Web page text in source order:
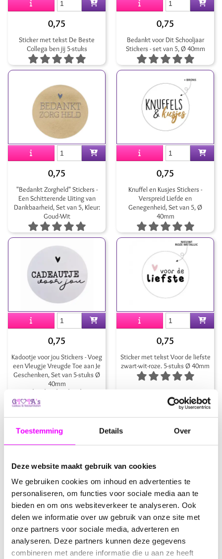
Toestemming Details Over
Deze website maakt gebruik van cookies
We gebruiken cookies om inhoud en advertenties te
personaliseren, om functies voor sociale media aan te
bieden en om ons websiteverkeer te analyseren. Ook
delen we informatie over uw gebruik van onze site met
onze partners voor sociale media, adverteren en
analyseren. Deze partners kunnen deze gegevens
combineren met andere informatie die u aan ze heeft
0,75
Sticker met tekst De Beste
Collega ben jij 5-stuks
0,75
Bedankt voor Dit Schooljaar
Stickers - set van 5, Ø 40mm
0,75
"Bedankt Zorgheld" Stickers -
Een Schitterende Uiting van
Dankbaarheid, Set van 5, Kleur:
Goud-Wit
0,75
Knuffel en Kusjes Stickers -
Verspreid Liefde en
Genegenheid, Set van 5, Ø
40mm
0,75
Kadootje voor jou Stickers - Voeg
een Vleugje Vreugde Toe aan Je
Geschenken, Set van 5-stuks Ø
40mm
0,75
Sticker met tekst Voor de liefste
zwart-wit-roze. 5-stuks Ø 40mm
0,75
jou 5-stuksØ 40mm
0,75
wit-zwart-roze 5 stuks Ø 40mm